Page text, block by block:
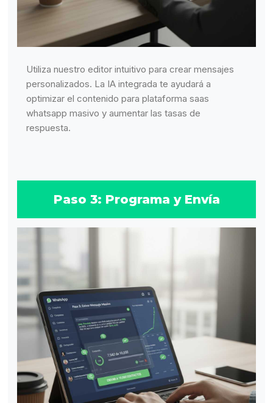
Utiliza nuestro editor intuitivo para crear mensajes
personalizados. La IA integrada te ayudará a
optimizar el contenido para plataforma saas
whatsapp masivo y aumentar las tasas de
respuesta.
Paso 3: Programa y Envía